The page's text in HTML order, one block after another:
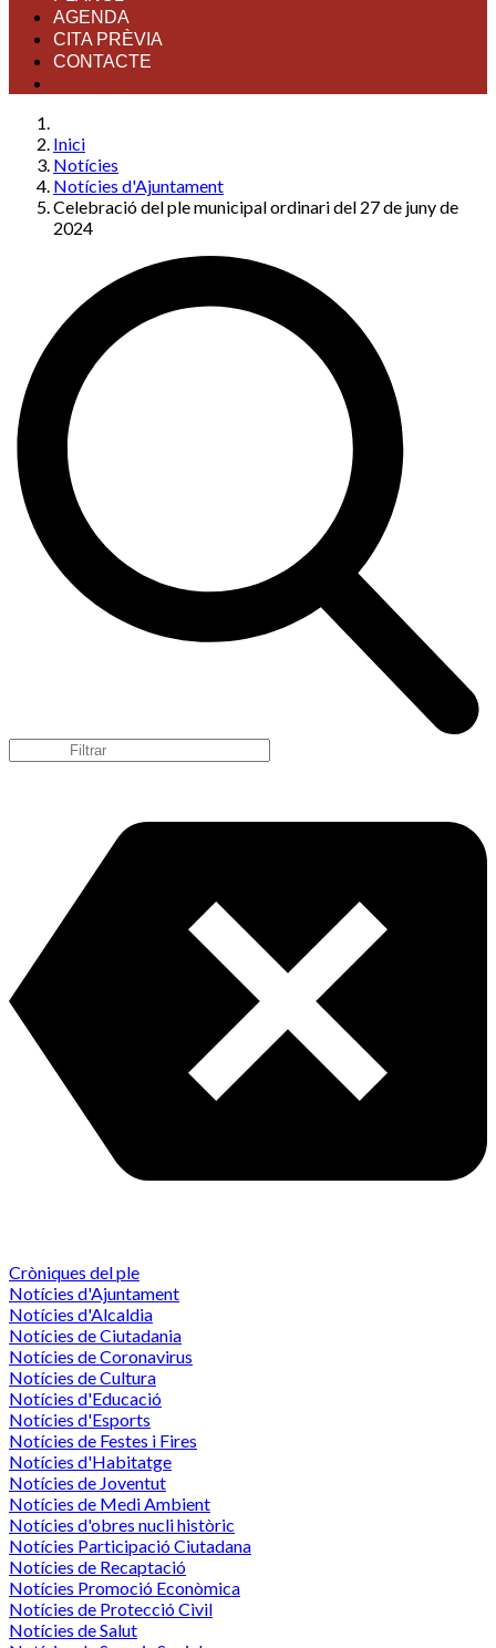
AGENDA
CITA PRÈVIA
CONTACTE
Inici
Notícies
Notícies d'Ajuntament
Celebració del ple municipal ordinari del 27 de juny de
2024
Cròniques del ple
Notícies d'Ajuntament
Notícies d'Alcaldia
Notícies de Ciutadania
Notícies de Coronavirus
Notícies de Cultura
Notícies d'Educació
Notícies d'Esports
Notícies de Festes i Fires
Notícies d'Habitatge
Notícies de Joventut
Notícies de Medi Ambient
Notícies d'obres nucli històric
Notícies Participació Ciutadana
Notícies de Recaptació
Notícies Promoció Econòmica
Notícies de Protecció Civil
Notícies de Salut